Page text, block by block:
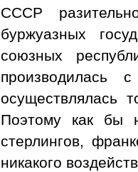
СССР
буржуазных
союзных
производилась
осуществлялась
Поэтому как бы
стерлингов,
никакого